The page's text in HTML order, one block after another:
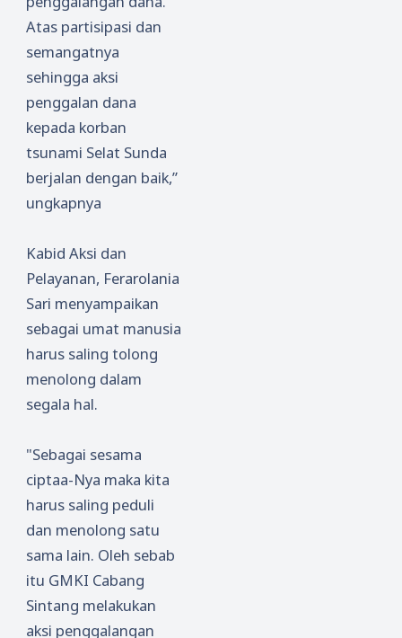
Atas partisipasi dan
semangatnya
sehingga aksi
penggalan dana
kepada korban
tsunami Selat Sunda
berjalan dengan baik,”
ungkapnya
Kabid Aksi dan
Pelayanan, Ferarolania
Sari menyampaikan
sebagai umat manusia
harus saling tolong
menolong dalam
segala hal.
"Sebagai sesama
ciptaa-Nya maka kita
harus saling peduli
dan menolong satu
sama lain. Oleh sebab
itu GMKI Cabang
Sintang melakukan
aksi penggalangan